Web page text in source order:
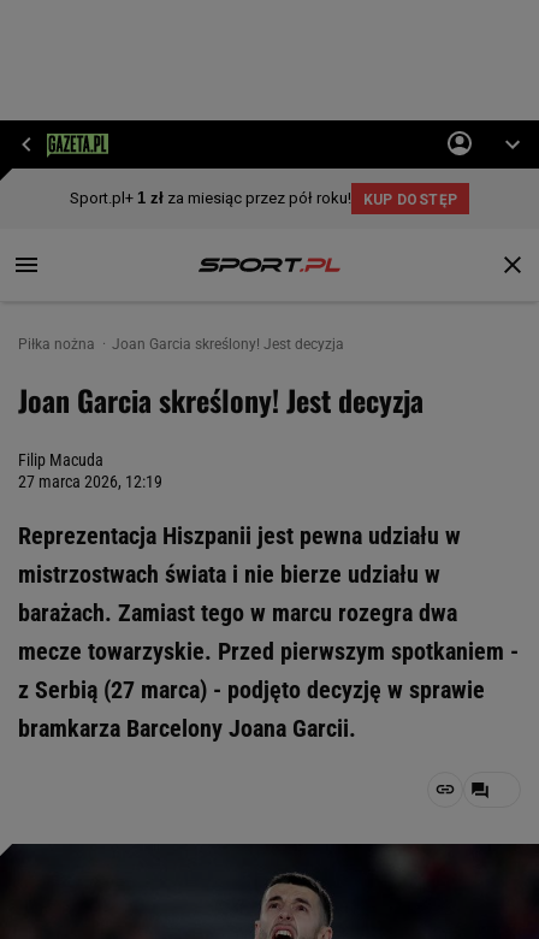
Piłka nożna Joan Garcia skreślony! Jest decyzja
Joan Garcia skreślony! Jest decyzja
Filip Macuda
27 marca 2026, 12:19
Reprezentacja Hiszpanii jest pewna udziału w
mistrzostwach świata i nie bierze udziału w
barażach. Zamiast tego w marcu rozegra dwa
mecze towarzyskie. Przed pierwszym spotkaniem -
z Serbią (27 marca) - podjęto decyzję w sprawie
bramkarza Barcelony Joana Garcii.